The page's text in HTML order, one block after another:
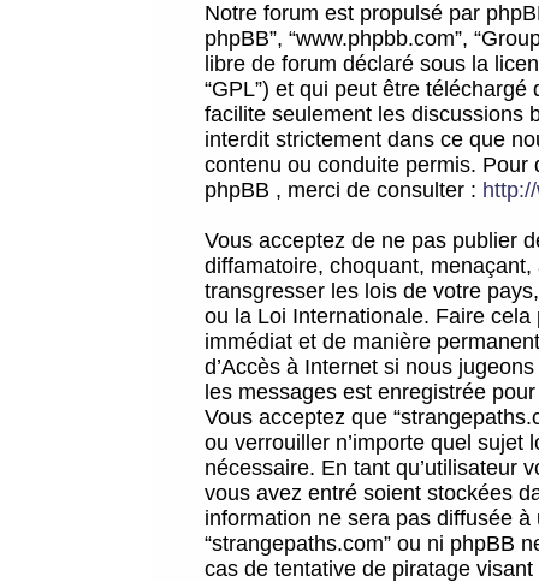
Notre forum est propulsé par
phpBB”, “www.phpbb.com”,
libre de forum déclaré sous la
“GPL”) et qui peut être téléchargé
facilite seulement les discussions
interdit strictement dans ce que
contenu ou conduite permis.
phpBB , merci de consulter :
Vous acceptez de ne pas publier
diffamatoire, choquant,
transgresser les lois de votre
ou la Loi Internationale. Faire
immédiat et de manière
d’Accès à Internet si nous
les messages est enregistrée
Vous acceptez que
ou verrouiller n’importe quel sujet
nécessaire. En tant qu’utilisateur
vous avez entré soient stockées
information ne sera pas diffusée
“strangepaths.com” ou ni phpBB
cas de tentative de piratage